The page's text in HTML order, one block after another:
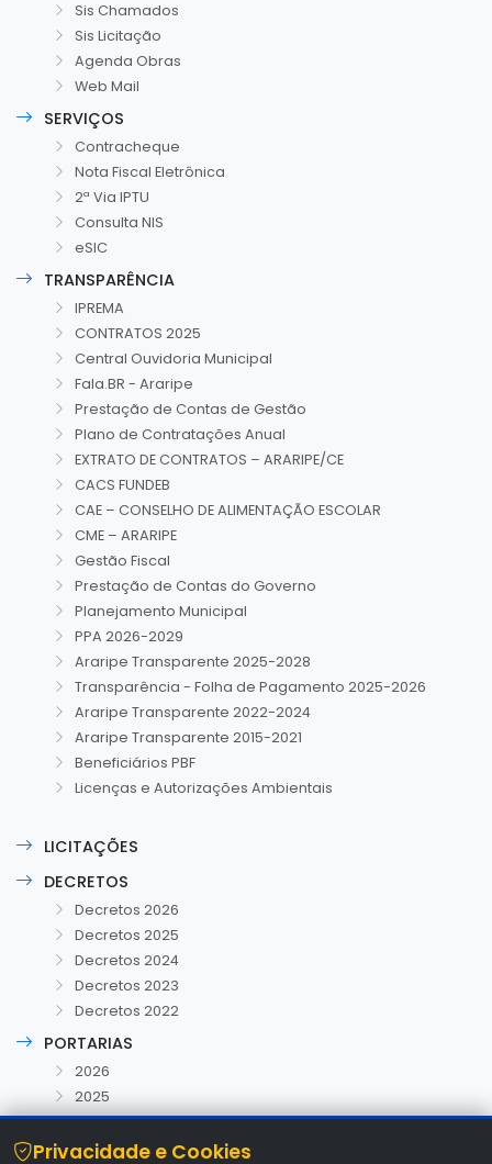
Sis Chamados
Sis Licitação
Agenda Obras
Web Mail
SERVIÇOS
Contracheque
Nota Fiscal Eletrônica
2ª Via IPTU
Consulta NIS
eSIC
TRANSPARÊNCIA
IPREMA
CONTRATOS 2025
Central Ouvidoria Municipal
Fala.BR - Araripe
Prestação de Contas de Gestão
Plano de Contratações Anual
EXTRATO DE CONTRATOS – ARARIPE/CE
CACS FUNDEB
CAE – CONSELHO DE ALIMENTAÇÃO ESCOLAR
CME – ARARIPE
Gestão Fiscal
Prestação de Contas do Governo
Planejamento Municipal
PPA 2026-2029
Araripe Transparente 2025-2028
Transparência - Folha de Pagamento 2025-2026
Araripe Transparente 2022-2024
Araripe Transparente 2015-2021
Beneficiários PBF
Licenças e Autorizações Ambientais
LICITAÇÕES
DECRETOS
Decretos 2026
Decretos 2025
Decretos 2024
Decretos 2023
Decretos 2022
PORTARIAS
2026
2025
Privacidade e Cookies